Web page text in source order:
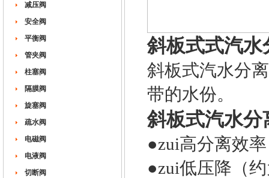
减压阀
安全阀
平衡阀
管夹阀
柱塞阀
隔膜阀
旋塞阀
疏水阀
电磁阀
电液阀
切断阀
斜板式式汽水
斜板式汽水分
带的水份。
斜板式汽水分
●zui高分离效
●zui低压降（